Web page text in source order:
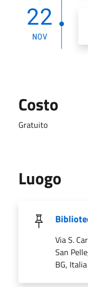
22
NOV
Costo
Gratuito
Luogo
Via S.
San
BG, Italia